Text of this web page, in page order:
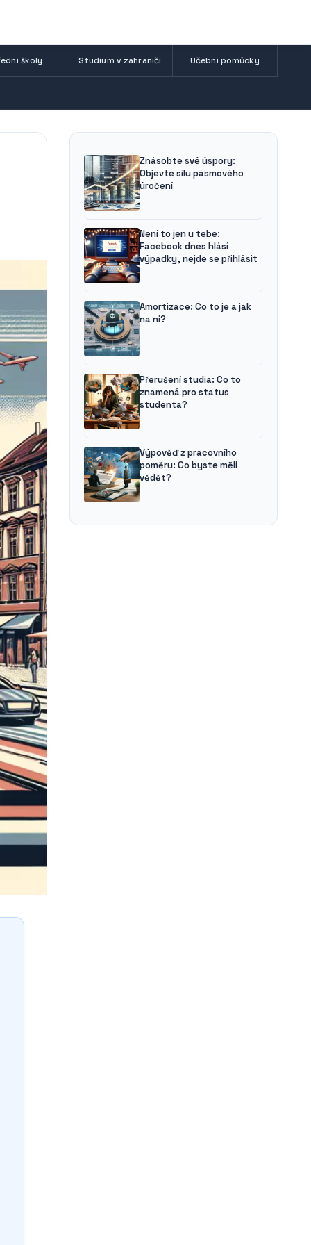
školy Studium v zahraničí Učební pomůcky
Znásobte své úspory:
Objevte sílu pásmového
úročení
Není to jen u tebe:
Facebook dnes hlásí
výpadky, nejde se přihlásit
Amortizace: Co to je a jak
na ni?
Přerušení studia: Co to
znamená pro status
studenta?
Výpověď z pracovního
poměru: Co byste měli
vědět?